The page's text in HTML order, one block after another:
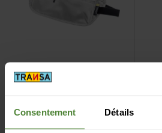
Consentement Détails
sand grey
black
Wallet Silk